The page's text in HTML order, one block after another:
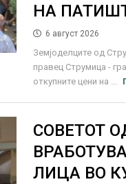
НА
6 август 2026
Земјоделците од
правец Струмица -
откупните цени на ...
СОВЕТОТ
ЛИЦА ВО